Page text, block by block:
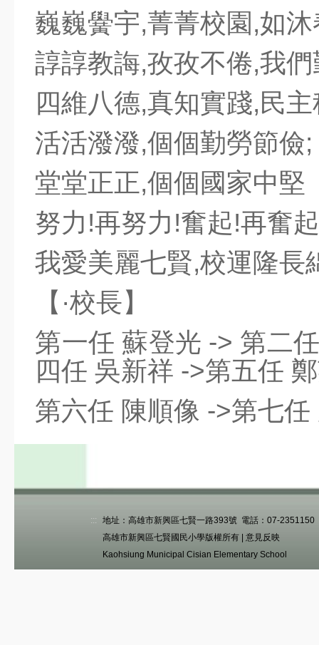
巍巍黌宇,菁菁校園,如
諄諄教誨,孜孜不倦,我
四維八德,真知實踐,民
活活潑潑,個個勤勞節儉;
堂堂正正,個個國家中堅
努力!再努力!奮起!再奮
我愛美麗七賢,校運隆長
【·校長】
第一任 蘇登光 -> 第二
四任 吳新祥 ->第五任
第六任 陳順像 ->第七
:::
地址：高雄市新興區七賢一路393號 電話：07-
高雄市新興區七賢國民小學版權所有 | 意見反映
Kaohsiung Municipal Cisian Elementary School